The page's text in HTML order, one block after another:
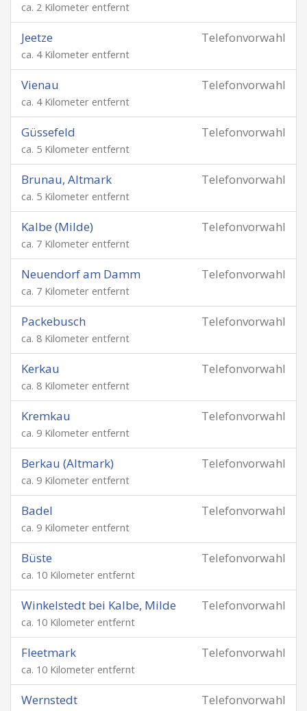
ca. 2 Kilometer entfernt
Telefonvorwahl
Jeetze
ca. 4 Kilometer entfernt
Telefonvorwahl
Vienau
ca. 4 Kilometer entfernt
Telefonvorwahl
Güssefeld
ca. 5 Kilometer entfernt
Telefonvorwahl
Brunau, Altmark
ca. 5 Kilometer entfernt
Telefonvorwahl
Kalbe (Milde)
ca. 7 Kilometer entfernt
Telefonvorwahl
Neuendorf am Damm
ca. 7 Kilometer entfernt
Telefonvorwahl
Packebusch
ca. 8 Kilometer entfernt
Telefonvorwahl
Kerkau
ca. 8 Kilometer entfernt
Telefonvorwahl
Kremkau
ca. 9 Kilometer entfernt
Telefonvorwahl
Berkau (Altmark)
ca. 9 Kilometer entfernt
Telefonvorwahl
Badel
ca. 9 Kilometer entfernt
Telefonvorwahl
Büste
ca. 10 Kilometer entfernt
Telefonvorwahl
Winkelstedt bei Kalbe, Milde
ca. 10 Kilometer entfernt
Telefonvorwahl
Fleetmark
ca. 10 Kilometer entfernt
Telefonvorwahl
Wernstedt